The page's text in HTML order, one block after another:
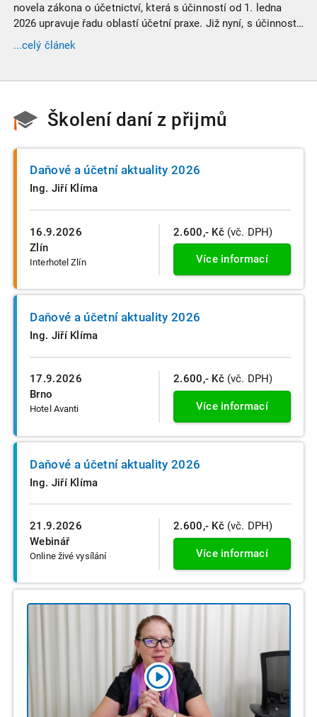
novela zákona o účetnictví, která s účinností od 1. ledna
2026 upravuje řadu oblastí účetní praxe. Již nyní, s účinností
od 3. září 2025, platí nová, zvýšená kritéria pro zařazení firem
do velikostních a použijí se zpětně již pro účetní období
...celý článek
Školení daní z přijmů
16.9.2026
Zlín
Interhotel Zlín
Daňové a účetní aktuality 2026
Ing. Jiří Klíma
2.600,- Kč (vč. DPH)
Více informací
17.9.2026
Brno
Hotel Avanti
Daňové a účetní aktuality 2026
Ing. Jiří Klíma
2.600,- Kč (vč. DPH)
Více informací
21.9.2026
Webinář
Online živé vysílání
Daňové a účetní aktuality 2026
Ing. Jiří Klíma
2.600,- Kč (vč. DPH)
Více informací